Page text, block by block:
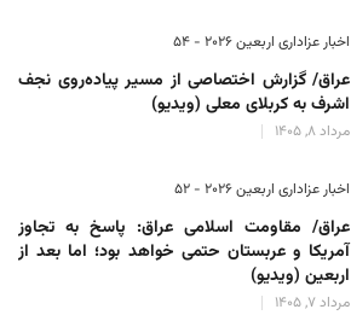
اخبار عزاداری اربعین ۲۰۲۶ - 54
عراق/ گزارش اختصاصی از مسیر پیاده‌روی نجف
اشرف به کربلای معلی (ویدیو)
مرداد 8, 1405
اخبار عزاداری اربعین ۲۰۲۶ - 52
عراق/ مقاومت اسلامی عراق: پاسخ به تجاوز
آمریکا و عربستان حتمی خواهد بود؛ اما بعد از
اربعین (ویدیو)
مرداد 7, 1405